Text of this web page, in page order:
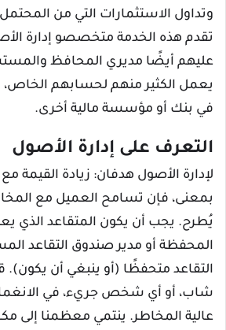
وتداول الاستثمارات التي من
تقدم هذه الخدمة متخصصو إدارة
عليهم أيضًا مديري المحافظ
يعمل الكثير منهم لحسابهم الخاص،
في بنك أو مؤسسة مالية أخرى.
التعرف على إدارة الأصول
لإدارة الأصول هدفان: زيادة القيمة
بمعنى، فإن تسامح العميل مع
يُطرح. يجب أن يكون المتقاعد الذي
المحفظة أو مدير صندوق التقاعد
التقاعد متحفظًا (أو ينبغي أن
شاب، أو أي شخص جريء، في
عالية المخاطر. ينتمي معظمنا إلى